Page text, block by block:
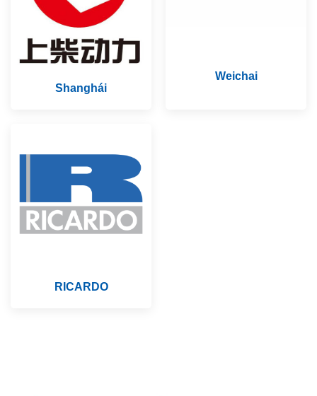
Shanghái
Weichai
RICARDO